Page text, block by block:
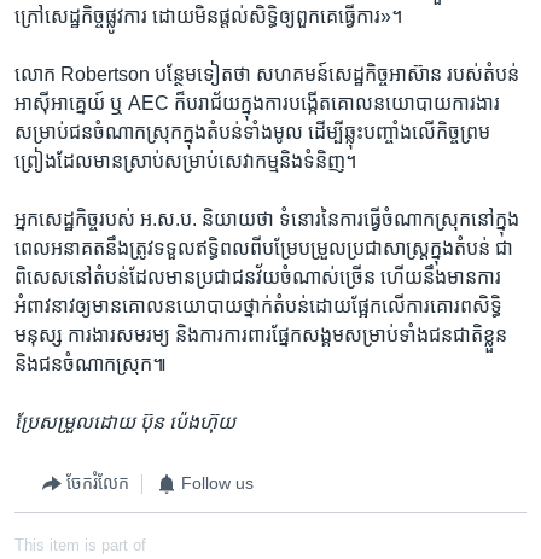
ក្រៅ​សេដ្ឋកិច្ច​ផ្លូវ​ការ​ ដោយ​មិន​ផ្តល់​សិទ្ធិ​ឲ្យ​ពួកគេ​ធ្វើ​ការ»។
លោក Robertson បន្ថែម​ទៀត​ថា សហគមន៍​សេដ្ឋកិច្ច​អាស៊ាន​ របស់​តំបន់​
អាស៊ី​អាគ្នេយ៍​ ឬ AEC ក៏​បរាជ័យ​ក្នុង​ការ​បង្កើតគោលនយោបាយ​ការងារ​
សម្រាប់​ជន​ចំណាកស្រុក​ក្នុង​តំបន់​ទាំង​មូល​ ដើម្បី​ឆ្លុះ​បញ្ចាំង​លើ​កិច្ចព្រម
ព្រៀង​ដែល​មាន​ស្រាប់​សម្រាប់សេវាកម្ម​និង​ទំនិញ។
អ្នក​សេដ្ឋកិច្ច​របស់ ​អ.ស.ប.​ និយាយ​ថា ទំនោរ​នៃ​ការធ្វើ​ចំណាក​ស្រុក​នៅ​ក្នុង​
ពេល​អនាគត​នឹង​ត្រូវ​ទទួល​ឥទ្ធិពល​ពី​បម្រែ​បម្រួល​ប្រជាសាស្រ្ត​ក្នុង​តំបន់ ជា​
ពិសេស​នៅ​តំបន់​ដែល​មាន​ប្រជាជន​វ័យ​ចំណាស់​ច្រើន ហើយ​នឹង​មាន​ការ​
អំពាវនាវ​ឲ្យ​មាន​គោលនយោបាយ​ថ្នាក់​តំបន់​ដោយ​ផ្អែក​លើ​ការគោរព​សិទ្ធិ​
មនុស្ស​ ការងារ​សមរម្យ និង​ការ​ការពារ​ផ្នែក​សង្គម​សម្រាប់​ទាំង​ជនជាតិ​ខ្លួន
និង​ជន​ចំណាកស្រុក៕
ប្រែ​សម្រួល​ដោយ ប៊ុន ប៉េងហ៊ុយ
ចែករំលែក Follow us
This item is part of